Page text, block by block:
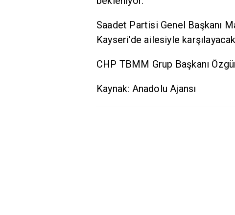
Saadet Partisi Genel Başkanı
Kayseri'de ailesiyle
CHP TBMM Grup Başkanı
Kaynak: Anadolu Ajansı